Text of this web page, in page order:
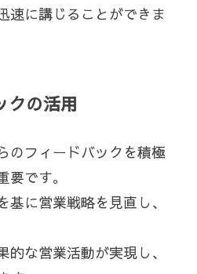
速に講じることができま
クの活用
のフィードバックを積極
です。
基に営業戦略を見直し、
的な営業活動が実現し、